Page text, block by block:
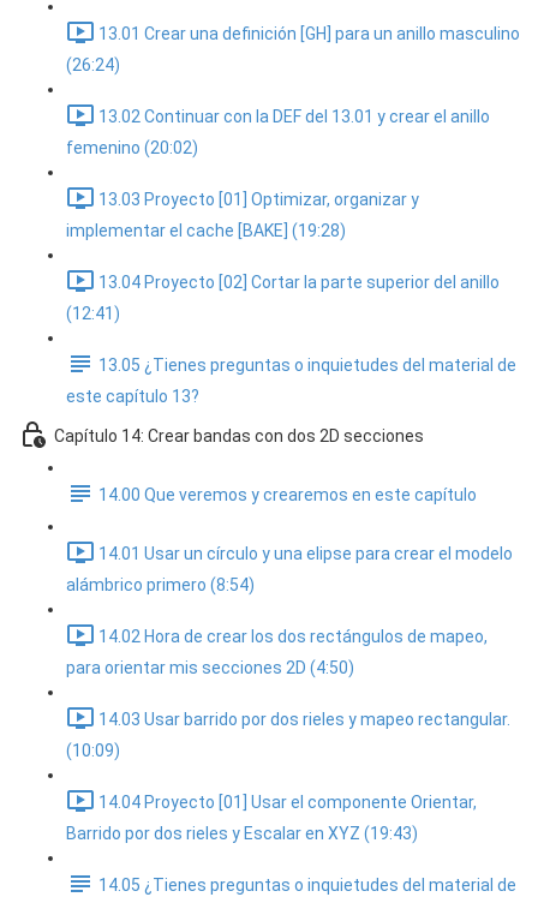
13.01 Crear una definición [GH] para un anillo masculino
(26:24)
13.02 Continuar con la DEF del 13.01 y crear el anillo
femenino (20:02)
13.03 Proyecto [01] Optimizar, organizar y
implementar el cache [BAKE] (19:28)
13.04 Proyecto [02] Cortar la parte superior del anillo
(12:41)
13.05 ¿Tienes preguntas o inquietudes del material de
este capítulo 13?
Capítulo 14: Crear bandas con dos 2D secciones
14.00 Que veremos y crearemos en este capítulo
14.01 Usar un círculo y una elipse para crear el modelo
alámbrico primero (8:54)
14.02 Hora de crear los dos rectángulos de mapeo,
para orientar mis secciones 2D (4:50)
14.03 Usar barrido por dos rieles y mapeo rectangular.
(10:09)
14.04 Proyecto [01] Usar el componente Orientar,
Barrido por dos rieles y Escalar en XYZ (19:43)
14.05 ¿Tienes preguntas o inquietudes del material de